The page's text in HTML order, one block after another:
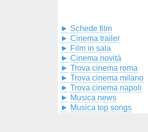
► Schede film
► Cinema trailer
► Film in sala
► Cinema novità
► Trova cinema roma
► Trova cinema milano
► Trova cinema napoli
► Musica news
► Musica top songs